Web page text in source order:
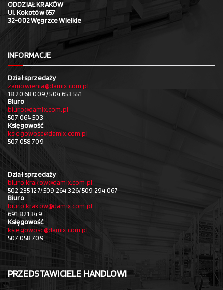
ODDZIAŁ KRAKÓW
Ul. Kokotów 657
32-002 Węgrzce Wielkie
INFORMACJE
Dział sprzedaży
zamowienia@damix.com.pl
18 20 68 009 / 504 653 551
Biuro
biuro@damix.com.pl
507 064 503
Księgowość
ksiegowosc@damix.com.pl
507 058 709
Dział sprzedaży
biuro.krakow@damix.com.pl
502 235 127/ 509 264 326/ 509 294 067
Biuro
biuro.krakow@damix.com.pl
691 821 349
Księgowość
ksiegowosc@damix.com.pl
507 058 709
PRZEDSTAWICIELE HANDLOWI